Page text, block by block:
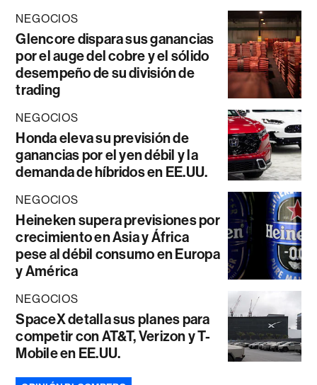
NEGOCIOS
Glencore dispara sus ganancias
por el auge del cobre y el sólido
desempeño de su división de
trading
NEGOCIOS
Honda eleva su previsión de
ganancias por el yen débil y la
demanda de híbridos en EE.UU.
NEGOCIOS
Heineken supera previsiones por
crecimiento en Asia y África
pese al débil consumo en Europa
y América
NEGOCIOS
SpaceX detalla sus planes para
competir con AT&T, Verizon y T-
Mobile en EE.UU.